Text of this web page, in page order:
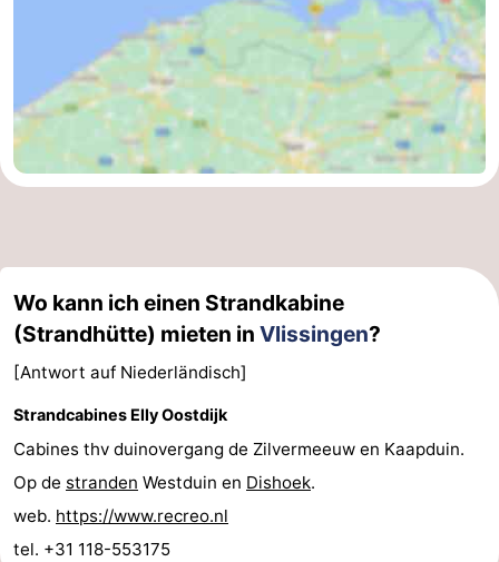
Wo kann ich einen Strandkabine
(Strandhütte) mieten in Vlissingen?
[Antwort auf Niederländisch]
Strandcabines Elly Oostdijk
Cabines thv duinovergang de Zilvermeeuw en Kaapduin.
Op de stranden Westduin en Dishoek.
web. https://www.recreo.nl
tel. +31 118-553175